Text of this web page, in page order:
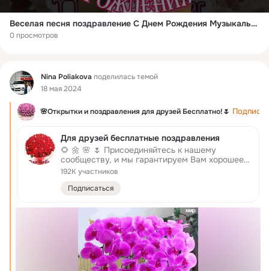
Веселая песня поздравление С Днем Рождения Музыкальная открытка
0 просмотров
Фид Nina Poliakova поделилась темой
18 мая 2024
🌸Открытки и поздравления для друзей Бесплатно!🌷
Для друзей бесплатные поздравления
🌻 🌼 🌸 🌷 Присоединяйтесь к нашему
сообществу, и мы гарантируем Вам хорошее
настроение и самые красивые Букеты ✿✿✿ ✔
☎ Контакт для связи с модератором:
https://ok.ru/saintdime ✔ ☏ Связь с
artstudiobk@gmail.com
192K участников
Подписаться